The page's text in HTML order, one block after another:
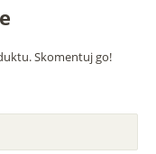
Skomentuj go!